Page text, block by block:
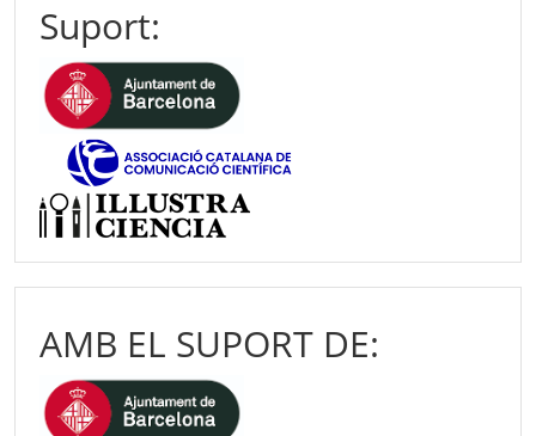
Suport:
AMB EL SUPORT DE: